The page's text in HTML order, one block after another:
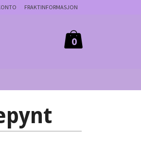
FRAKTINFORMASJON
0